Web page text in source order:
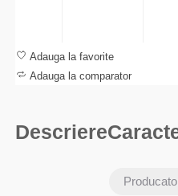
Adauga la favorite
Adauga la comparator
Descriere